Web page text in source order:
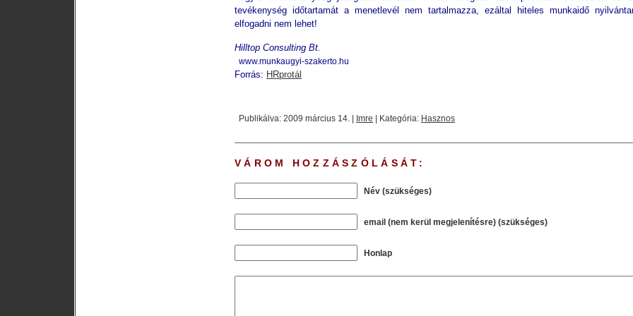
tevékenység időtartamát a menetlevél nem tartalmazza, ezáltal hiteles munkaidő
elfogadni nem lehet!
Hilltop Consulting Bt.
www.munkaugyi-szakerto.hu
Forrás: HRprotál
Publikálva: 2009 március 14. | Imre | Kategória: Hasznos
VÁROM HOZZÁSZÓLÁSÁT:
Név (szükséges)
email (nem kerül megjelenítésre) (szükséges)
Honlap